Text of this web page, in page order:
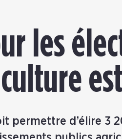
les
permettre d’élire 3